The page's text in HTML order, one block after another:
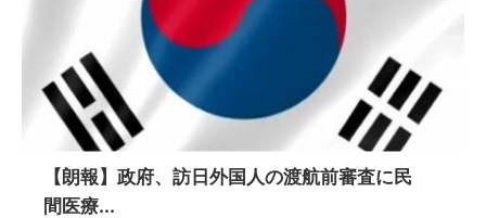
【朗報】政府、訪日外国人の渡航前審査に民
間医療...